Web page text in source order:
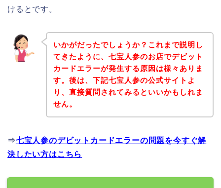
けるとです。
いかがだったでしょうか？これまで説明し
てきたように、七宝人参のお店でデビット
カードエラーが発生する原因は様々ありま
す。後は、下記七宝人参の公式サイトよ
り、直接質問されてみるといいかもしれま
せん。
⇒七宝人参のデビットカードエラーの問題を今すぐ解
決したい方はこちら